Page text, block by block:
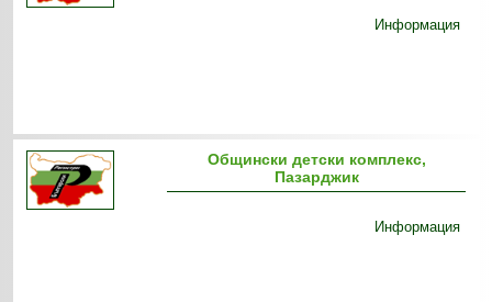
Информация
Общински детски комплекс,
Пазарджик
Информация